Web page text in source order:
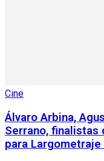
Cine
Álvaro Arbina,
Serrano, finalistas
para